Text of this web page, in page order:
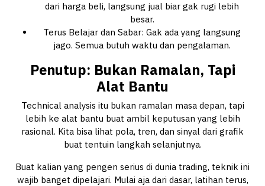
dari harga beli, langsung jual biar gak rugi lebih
besar.
Terus Belajar dan Sabar: Gak ada yang langsung
jago. Semua butuh waktu dan pengalaman.
Penutup: Bukan Ramalan, Tapi
Alat Bantu
Technical analysis itu bukan ramalan masa depan, tapi
lebih ke alat bantu buat ambil keputusan yang lebih
rasional. Kita bisa lihat pola, tren, dan sinyal dari grafik
buat tentuin langkah selanjutnya.
Buat kalian yang pengen serius di dunia trading, teknik ini
wajib banget dipelajari. Mulai aja dari dasar, latihan terus,